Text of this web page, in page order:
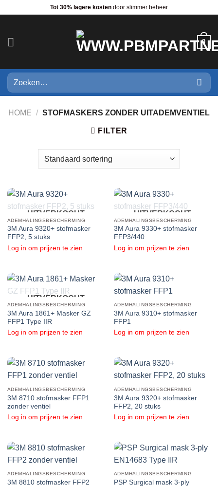
Tot 30% lagere kosten door slimmer beheer
0
Zoeken
naar:
HOME / STOFMASKERS ZONDER UITADEMVENTIEL
FILTER
UITVERKOCHT
ADEMHALINGSBESCHERMING
3M Aura 9320+ stofmasker
FFP2, 5 stuks
Log in om prijzen te zien
UITVERKOCHT
ADEMHALINGSBESCHERMING
3M Aura 9330+ stofmasker
FFP3/440
Log in om prijzen te zien
UITVERKOCHT
ADEMHALINGSBESCHERMING
3M Aura 1861+ Masker GZ
FFP1 Type IIR
Log in om prijzen te zien
ADEMHALINGSBESCHERMING
3M Aura 9310+ stofmasker
FFP1
Log in om prijzen te zien
ADEMHALINGSBESCHERMING
3M 8710 stofmasker FFP1
zonder ventiel
Log in om prijzen te zien
ADEMHALINGSBESCHERMING
3M Aura 9320+ stofmasker
FFP2, 20 stuks
Log in om prijzen te zien
ADEMHALINGSBESCHERMING
3M 8810 stofmasker FFP2
ADEMHALINGSBESCHERMING
PSP Surgical mask 3-ply